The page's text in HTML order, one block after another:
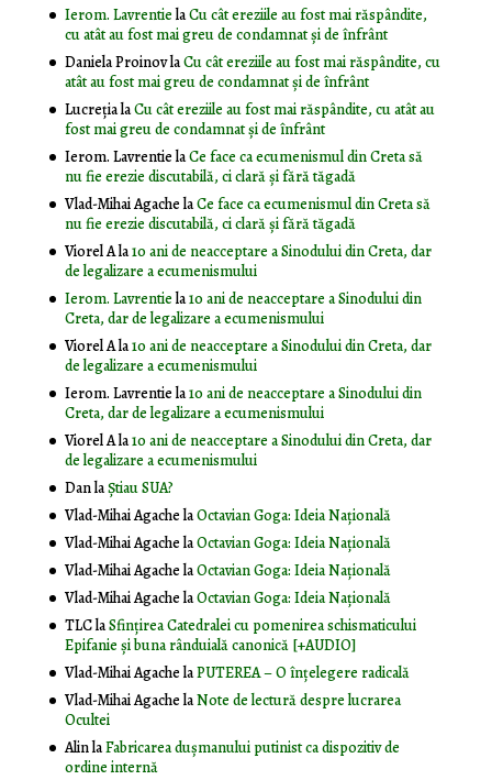
Ierom. LavrentielaCu cât ereziile au fost mai răspândite,
cu atât au fost mai greu de condamnat și de înfrânt
Daniela ProinovlaCu cât ereziile au fost mai răspândite, cu
atât au fost mai greu de condamnat și de înfrânt
LucrețialaCu cât ereziile au fost mai răspândite, cu atât au
fost mai greu de condamnat și de înfrânt
Ierom. LavrentielaCe face ca ecumenismul din Creta să
nu fie erezie discutabilă, ci clară și fără tăgadă
Vlad-Mihai AgachelaCe face ca ecumenismul din Creta să
nu fie erezie discutabilă, ci clară și fără tăgadă
Viorel Ala10 ani de neacceptare a Sinodului din Creta, dar
de legalizare a ecumenismului
Ierom. Lavrentiela10 ani de neacceptare a Sinodului din
Creta, dar de legalizare a ecumenismului
Viorel Ala10 ani de neacceptare a Sinodului din Creta, dar
de legalizare a ecumenismului
Ierom. Lavrentiela10 ani de neacceptare a Sinodului din
Creta, dar de legalizare a ecumenismului
Viorel Ala10 ani de neacceptare a Sinodului din Creta, dar
de legalizare a ecumenismului
DanlaȘtiau SUA?
Vlad-Mihai AgachelaOctavian Goga: Ideia Naţională
Vlad-Mihai AgachelaOctavian Goga: Ideia Naţională
Vlad-Mihai AgachelaOctavian Goga: Ideia Naţională
Vlad-Mihai AgachelaOctavian Goga: Ideia Naţională
TLClaSfințirea Catedralei cu pomenirea schismaticului
Epifanie și buna rânduială canonică [+AUDIO]
Vlad-Mihai AgachelaPUTEREA – O înţelegere radicală
Vlad-Mihai AgachelaNote de lectură despre lucrarea
Ocultei
AlinlaFabricarea dușmanului putinist ca dispozitiv de
ordine internă